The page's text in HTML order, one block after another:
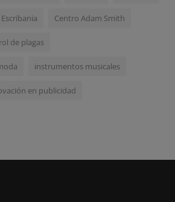
Escribania Centro Adam Smith
de plagas
instrumentos musicales
en publicidad